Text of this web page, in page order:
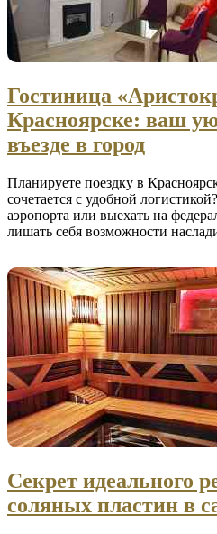
Гостиница
Красноярске: ваш
въезде в город
Планируете поездку в
сочетается с удобной
аэропорта или выехать на
лишать себя возможности
Секрет идеального
соляных пластин в